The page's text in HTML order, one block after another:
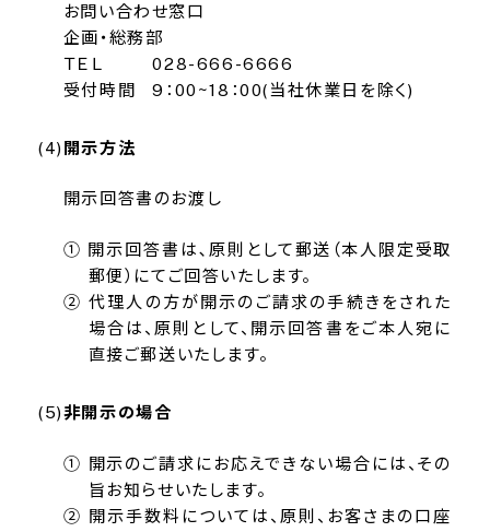
お問い合わせ窓口
企画・総務部
ＴＥＬ
028-666-6666
受付時間
9：00~18：00(当社休業日を除く)
開示方法
開示回答書のお渡し
① 開示回答書は､原則として郵送（本人限定受取
郵便）にてご回答いたします。
② 代理人の方が開示のご請求の手続きをされた
場合は、原則として、開示回答書をご本人宛に
直接ご郵送いたします。
非開示の場合
① 開示のご請求にお応えできない場合には、その
旨お知らせいたします。
② 開示手数料については、原則、お客さまの口座